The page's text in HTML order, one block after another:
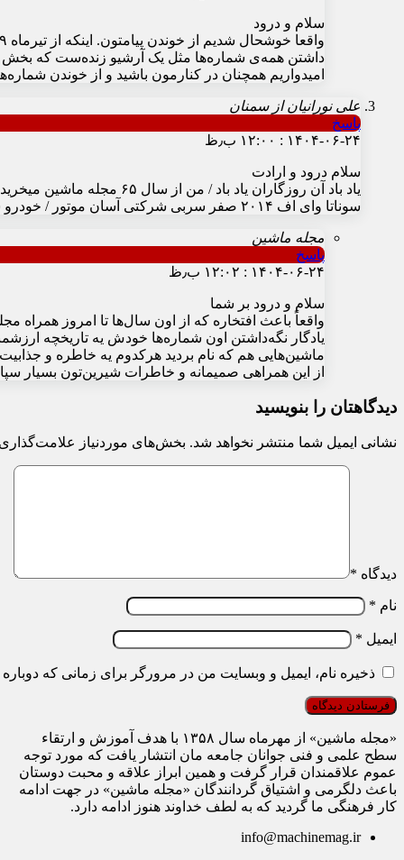
سلام و درود
واقعا خوشحال شدیم از خوندن پیامتون. اینکه از تیرماه ۱۳۶۹ تا امروز همراه مجله ماشین بودید، برای ما خیلی ارزشمند و افتخار بزرگیه
داشتن همه‌ی شماره‌ها مثل یک آرشیو زنده‌ست که بخش
امیدواریم همچنان در کنارمون باشید و از خوندن
علی نورانیان از سمنان
پاسخ
۱۴۰۴-۰۶-۲۴ : ۱۲:۰۰ ب٫ظ
سلام درود و ارادت
سوناتا وای اف ۲۰۱۴ صفر سربی شرکتی آسان موتور / خودرو سانتافه سال ۲۰۱۶ صفر / در حال حاضر خودرو اکستریم کیو ایکس سال ۱۴۰۳ صفر مشکی مدیران خودرو دارم . با تشکر و سپاس فراوان
مجله ماشین
پاسخ
۱۴۰۴-۰۶-۲۴ : ۱۲:۰۲ ب٫ظ
سلام و درود بر شما
واقعاً باعث افتخاره که از اون سال‌ها تا امروز همراه
یادگار نگه‌داشتن اون شماره‌ها خودش یه تاریخچه
ماشین‌هایی هم که نام بردید هرکدوم یه خاطره و
از این همراهی صمیمانه و خاطرات شیرین‌تون بسیار
دیدگاهتان را بنویسید
نشانی ایمیل شما منتشر نخواهد شد. بخش‌های موردنیاز
دیدگاه *
نام *
ایمیل *
ذخیره نام، ایمیل و وبسایت من در مرورگر برای زمانی که
«مجله ماشین» از مهرماه سال ۱۳۵۸ با هدف آموزش و ارتقاء
سطح علمی و فنی جوانان جامعه مان انتشار یافت که مورد توجه
عموم علاقمندان قرار گرفت و همین ابراز علاقه و محبت دوستان
باعث دلگرمی و اشتیاق گردانندگان «مجله ماشین» در جهت ادامه
کار فرهنگی ما گردید که به لطف خداوند هنوز ادامه دارد.
info@machinemag.ir